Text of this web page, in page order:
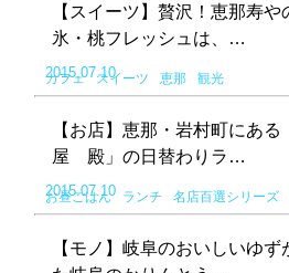
【スイーツ】贅沢！恵那寿や
氷・桃フレッシュは、…
2015.07.10
カフェ スイーツ 恵那 観光
【お店】恵那・岩村町にある
屋 殿」の日替わりラ…
2015.07.10
お昼ごはん ランチ 名店百選シリーズ
【モノ】岐阜のおいしいゆず